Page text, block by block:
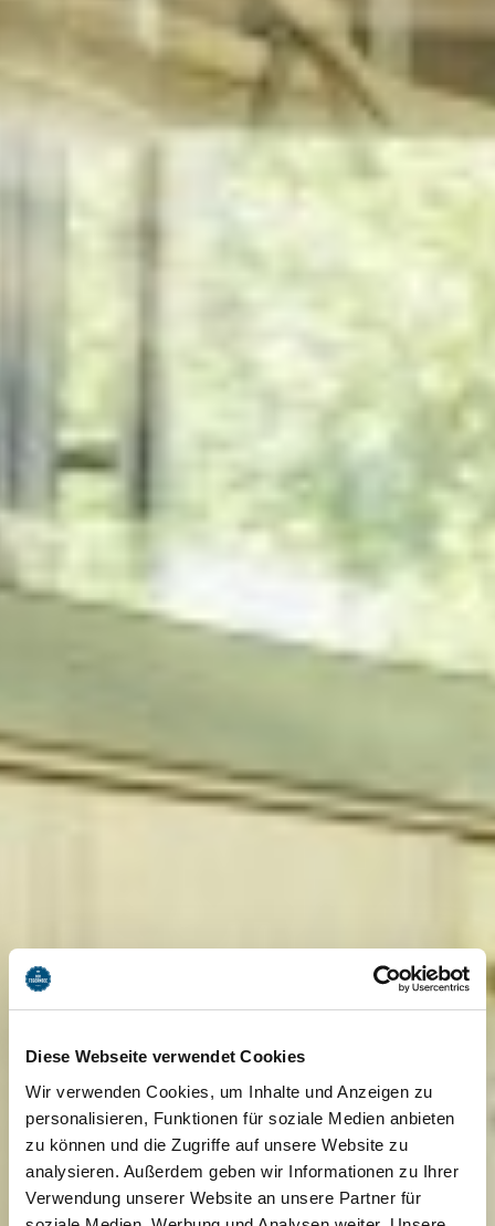
Diese Webseite verwendet Cookies
Wir verwenden Cookies, um Inhalte und Anzeigen zu
personalisieren, Funktionen für soziale Medien anbieten
zu können und die Zugriffe auf unsere Website zu
analysieren. Außerdem geben wir Informationen zu Ihrer
Verwendung unserer Website an unsere Partner für